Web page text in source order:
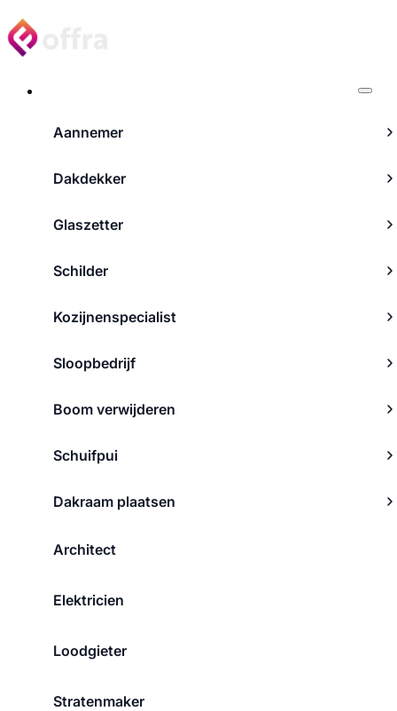
Aannemer
Dakdekker
Glaszetter
Schilder
Kozijnenspecialist
Sloopbedrijf
Boom verwijderen
Schuifpui
Dakraam plaatsen
Architect
Elektricien
Loodgieter
Stratenmaker